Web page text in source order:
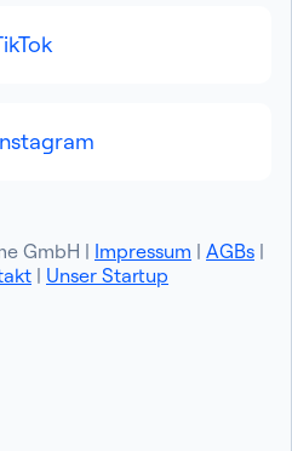
GmbH | Impressum | AGBs |
| Unser Startup